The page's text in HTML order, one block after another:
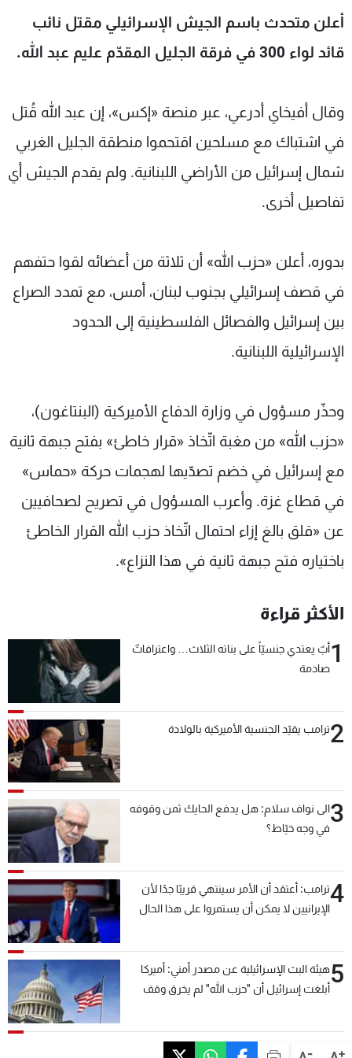
+
-
أعلن متحدث باسم الجيش الإسرائيلي مقتل نائب
قائد لواء 300 في فرقة الجليل المقدّم عليم عبد الله.
وقال أفيخاي أدرعي، عبر منصة «إكس»، إن عبد الله قُتل
في اشتباك مع مسلحين اقتحموا منطقة الجليل الغربي
شمال إسرائيل من الأراضي اللبنانية. ولم يقدم الجيش أي
تفاصيل أخرى.
بدوره، أعلن «حزب الله» أن ثلاثة من أعضائه لقوا حتفهم
في قصف إسرائيلي بجنوب لبنان، أمس، مع تمدد الصراع
بين إسرائيل والفصائل الفلسطينية إلى الحدود
الإسرائيلية اللبنانية.
وحذّر مسؤول في وزارة الدفاع الأميركية (البنتاغون)،
«حزب الله» من مغبة اتّخاذ «قرار خاطئ» بفتح جبهة ثانية
مع إسرائيل في خضم تصدّيها لهجمات حركة «حماس»
في قطاع غزة. وأعرب المسؤول في تصريح لصحافيين
عن «قلق بالغ إزاء احتمال اتّخاذ حزب الله القرار الخاطئ
باختياره فتح جبهة ثانية في هذا النزاع».
الأكثر قراءة
1أبٌ يعتدي جنسيّاً على بناته الثلاث… واعترافاتٌ
صادمة
2ترامب يقيّد الجنسية الأميركية بالولادة
3الى نواف سلام: هل يدفع الحايك ثمن وقوفه
في وجه خيّاط؟
4ترامب: أعتقد أن الأمر سينتهي قريبًا جدًا لأن
الإيرانيين لا يمكن أن يستمروا على هذا الحال
5هيئة البث الإسرائيلية عن مصدر أمني: أميركا
أبلغت إسرائيل أن "حزب الله" لم يخرق وقف
شاهد البرامج
الإنـتـاج
لاعلاناتكم
تواصل معنا
شروط الإسـتخدام
سياسة الخصوصية